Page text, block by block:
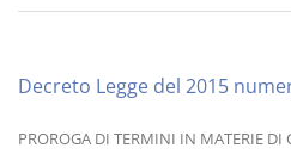
Decreto Legge del 2015
PROROGA DI TERMINI IN MATERIE DI